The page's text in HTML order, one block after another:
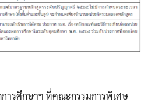
การศึกษาฯ ที่คณะกรรมการพิเศษ